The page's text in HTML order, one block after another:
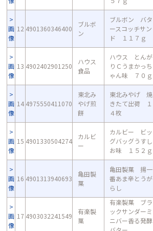
画
像
12 4901360346400
ブルボ
ン
ブルボン バタ
ースコッチサン
ド １１７ｇ
画
像
13 4902402901250
ハウス
食品
ハウス とんが
りＣうまかっち
ゃん味 ７０ｇ
画
像
14 4975550411070
東北み
やげ煎
餅
東北みやげ 焼
きたて出荷 １
４枚
画
像
15 4901330504274
カルビ
ー
カルビー ビッ
グバッグうすし
お味 １５２ｇ
画
像
16 4901313940693
亀田製
菓
亀田製菓 揚一
番あま辛とうが
らし
画
像
17 4903032241549
有楽製
菓
有楽製菓 ブラ
ックサンダーミ
ニバー香る発酵